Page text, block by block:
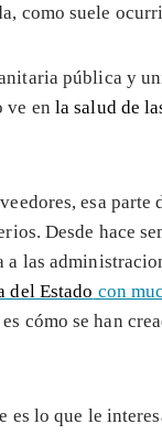
como suele
pública y
ve en la salud de
esa
Desde hace
a las
del Estado con
cómo se han
es lo que le